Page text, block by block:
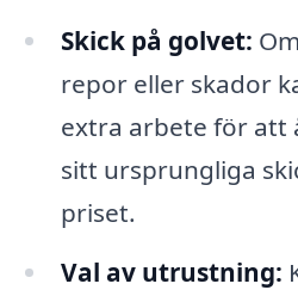
Skick på golvet:
repor eller skador
extra arbete för att
sitt ursprungliga
priset.
Val av utrustning: